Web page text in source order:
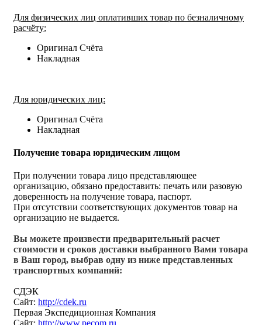
Для физических лиц оплативших товар по безналичному
расчёту:
Оригинал Счёта
Накладная
Для юридических лиц:
Оригинал Счёта
Накладная
Получение товара юридическим лицом
При получении товара лицо представляющее
организацию, обязано предоставить: печать или разовую
доверенность на получение товара, паспорт.
При отсутствии соответствующих документов товар на
организацию не выдается.
Вы можете произвести предварительный расчет
стоимости и сроков доставки выбранного Вами товара
в Ваш город, выбрав одну из ниже представленных
транспортных компаний:
СДЭК
Сайт: http://cdek.ru
Первая Экспедиционная Компания